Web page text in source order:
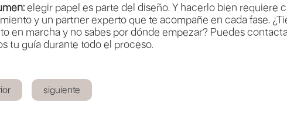
elegir papel es parte del diseño. Y hacerlo bien requiere
y un partner experto que te acompañe en cada fase.
en marcha y no sabes por dónde empezar? Puedes
tu guía durante todo el proceso.
siguiente